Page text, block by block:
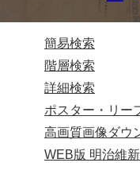
簡易検索
階層検索
詳細検索
ポスター・リー
高画質画像ダウ
WEB版 明治維